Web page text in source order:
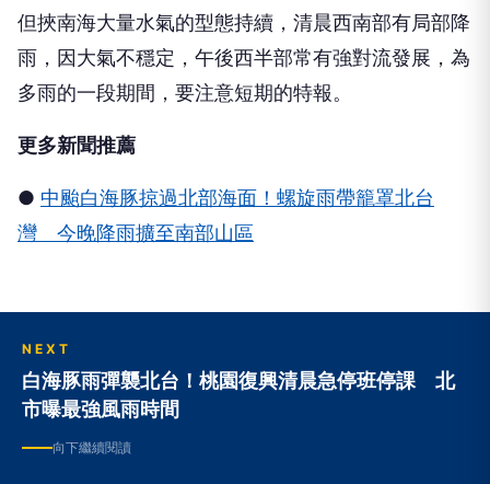
但挾南海大量水氣的型態持續，清晨西南部有局部降
雨，因大氣不穩定，午後西半部常有強對流發展，為
多雨的一段期間，要注意短期的特報。
更多新聞推薦
● 中颱白海豚掠過北部海面！螺旋雨帶籠罩北台
灣 今晚降雨擴至南部山區
NEXT
白海豚雨彈襲北台！桃園復興清晨急停班停課 北
市曝最強風雨時間
向下繼續閱讀